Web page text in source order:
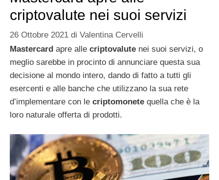
criptovalute nei suoi servizi
26 Ottobre 2021 di Valentina Cervelli
Mastercard apre alle criptovalute nei suoi servizi, o
meglio sarebbe in procinto di annunciare questa sua
decisione al mondo intero, dando di fatto a tutti gli
esercenti e alle banche che utilizzano la sua rete
d’implementare con le criptomonete quella che è la
loro naturale offerta di prodotti.